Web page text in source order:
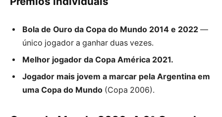
Bola de Ouro da Copa do Mundo 2014 e 2022 —
único jogador a ganhar duas vezes.
Melhor jogador da Copa América 2021.
Jogador mais jovem a marcar pela Argentina em
uma Copa do Mundo (Copa 2006).